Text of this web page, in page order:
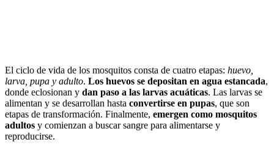
El ciclo de vida de los mosquitos consta de cuatro etapas: huevo,
larva, pupa y adulto. Los huevos se depositan en agua estancada,
donde eclosionan y dan paso a las larvas acuáticas. Las larvas se
alimentan y se desarrollan hasta convertirse en pupas, que son
etapas de transformación. Finalmente, emergen como mosquitos
adultos y comienzan a buscar sangre para alimentarse y
reproducirse.